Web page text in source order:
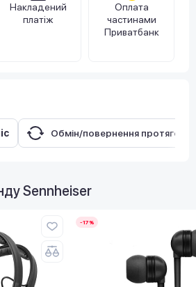
Накладений
платіж
Оплата
частинами
Приватбанк
Обмін/повернення протягом
Sennheiser
-17%